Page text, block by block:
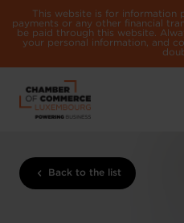
This website is for information
payments or any other financial
be paid through this website.
your personal information, and
Back to the list